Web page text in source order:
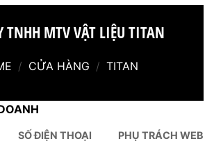
TNHH MTV VẬT LIỆU TITAN
/ CỬA HÀNG / TITAN
SỐ ĐIỆN THOẠI PHỤ TRÁCH WEB